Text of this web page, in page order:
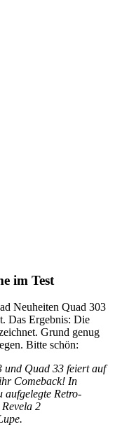
im Test
Neuheiten Quad 303
Das Ergebnis: Die
Grund genug
Bitte schön:
und Quad 33 feiert auf
Comeback! In
aufgelegte Retro-
2